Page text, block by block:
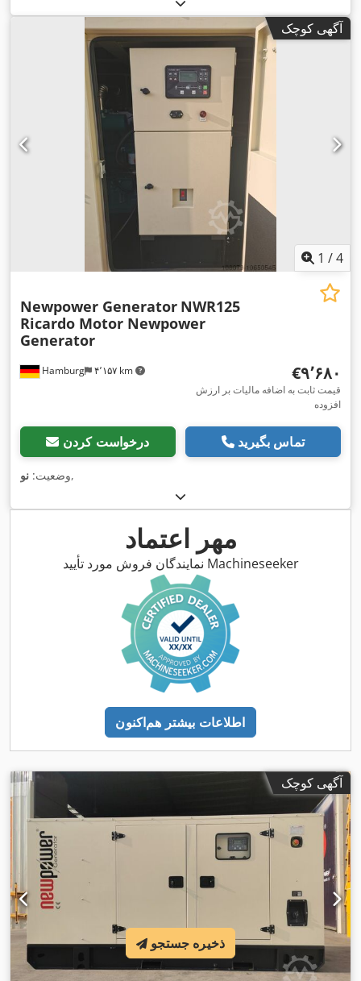
آگهی کوچک
1 /4
Hamburg ۴٬۱۵۷ km
Newpower Generator NWR125
Ricardo Motor Newpower
Generator
‎€۹٬۶۸۰
قیمت ثابت به اضافه مالیات بر ارزش
افزوده
درخواست کردن تماس بگیرید
وضعیت: نو ,
مهر اعتماد
نمایندگان فروش مورد تأیید Machineseeker
اطلاعات بیشتر هم‌اکنون
آگهی کوچک
ذخیره جستجو